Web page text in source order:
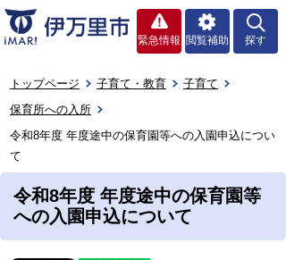
緊急情報 閲覧補助 探す
トップページ 子育て・教育
子育て
保育所への入所
令和8年度 年度途中の保育園等への入園申込につい
て
令和8年度 年度途中の保育園等
への入園申込について